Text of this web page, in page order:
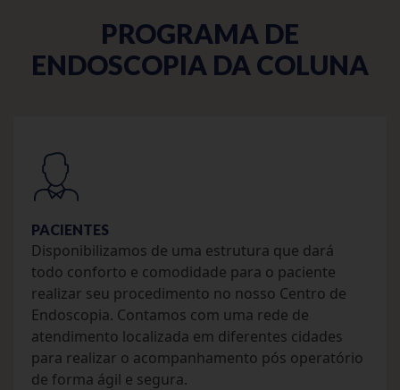
PROGRAMA DE
ENDOSCOPIA DA COLUNA
PACIENTES
Disponibilizamos de uma estrutura que dará
todo conforto e comodidade para o paciente
realizar seu procedimento no nosso Centro de
Endoscopia. Contamos com uma rede de
atendimento localizada em diferentes cidades
para realizar o acompanhamento pós operatório
de forma ágil e segura.